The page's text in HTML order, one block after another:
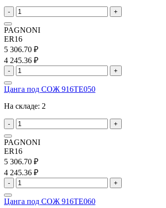
- +
PAGNONI
ER16
5 306.70 ₽
4 245.36 ₽
- +
Цанга под СОЖ 916TE050
На складе: 2
- +
PAGNONI
ER16
5 306.70 ₽
4 245.36 ₽
- +
Цанга под СОЖ 916TE060